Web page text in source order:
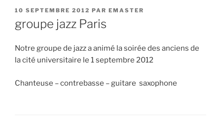
PUBLIÉ
10 SEPTEMBRE 2012 PAR EMASTER
groupe jazz Paris
Notre groupe de jazz a animé la soirée des anciens de
la cité universitaire le 1 septembre 2012
Chanteuse – contrebasse – guitare saxophone